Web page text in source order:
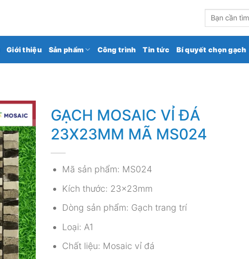
Tìm
kiếm:
Giới thiệu Sản phẩm Công trình Tin tức Bí quyết chọn gạch
GẠCH MOSAIC VỈ ĐÁ
23X23MM MÃ MS024
Mã sản phẩm: MS024
Kích thước: 23x23mm
Dòng sản phẩm: Gạch trang trí
Loại: A1
Chất liệu: Mosaic vỉ đá